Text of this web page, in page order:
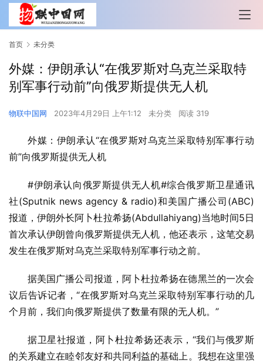
首页 未分类
外媒：伊朗承认“在俄罗斯对乌克兰采取特
别军事行动前”向俄罗斯提供无人机
物联中国网 2023年4月29日 上午1:12 未分类 阅读 319
外媒：伊朗承认“在俄罗斯对乌克兰采取特别军事行动
前”向俄罗斯提供无人机
#伊朗承认向俄罗斯提供无人机#综合俄罗斯卫星通讯
社(Sputnik news agency & radio)和美国广播公司(ABC)
报道，伊朗外长阿卜杜拉希扬(Abdullahiyang)当地时间5日
首次承认伊朗曾向俄罗斯提供无人机，他还表示，这笔交易
发生在俄罗斯对乌克兰采取特别军事行动之前。
据美国广播公司报道，阿卜杜拉希扬在德黑兰的一次会
议后告诉记者，“在俄罗斯对乌克兰采取特别军事行动的几
个月前，我们向俄罗斯提供了数量有限的无人机。”
据卫星社报道，阿卜杜拉希扬还表示，“我们与俄罗斯
的关系建立在睦邻友好和共同利益的基础上。我想在这里强